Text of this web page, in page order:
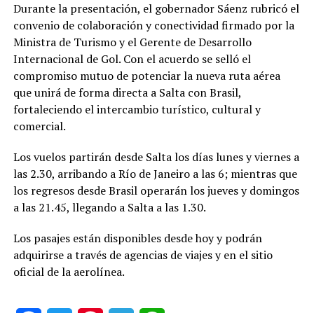
Durante la presentación, el gobernador Sáenz rubricó el
convenio de colaboración y conectividad firmado por la
Ministra de Turismo y el Gerente de Desarrollo
Internacional de Gol. Con el acuerdo se selló el
compromiso mutuo de potenciar la nueva ruta aérea
que unirá de forma directa a Salta con Brasil,
fortaleciendo el intercambio turístico, cultural y
comercial.
Los vuelos partirán desde Salta los días lunes y viernes a
las 2.30, arribando a Río de Janeiro a las 6; mientras que
los regresos desde Brasil operarán los jueves y domingos
a las 21.45, llegando a Salta a las 1.30.
Los pasajes están disponibles desde hoy y podrán
adquirirse a través de agencias de viajes y en el sitio
oficial de la aerolínea.